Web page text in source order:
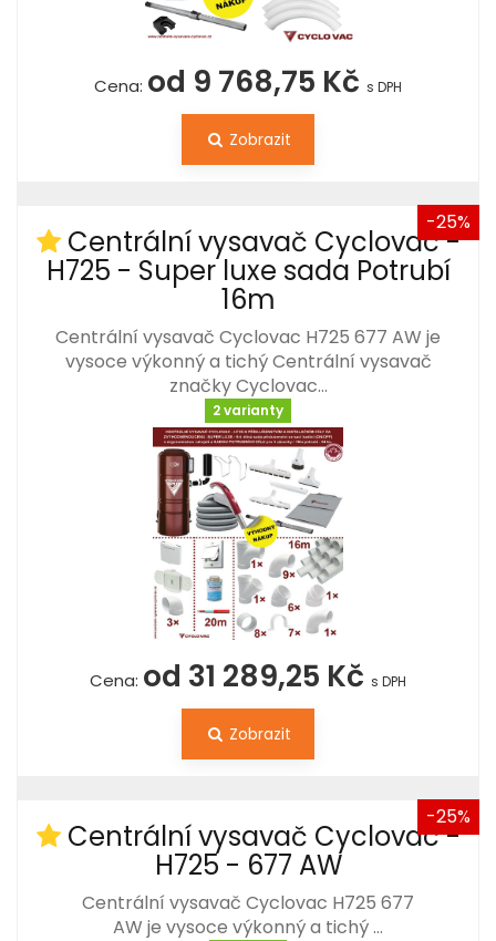
Cena: od 9 768,75 Kč s DPH
Zobrazit
-25%
Centrální vysavač Cyclovac -
H725 - Super luxe sada Potrubí
16m
Centrální vysavač Cyclovac H725 677 AW je
vysoce výkonný a tichý Centrální vysavač
značky Cyclovac…
2 varianty
Cena: od 31 289,25 Kč s DPH
Zobrazit
-25%
Centrální vysavač Cyclovac -
H725 - 677 AW
Centrální vysavač Cyclovac H725 677
AW je vysoce výkonný a tichý …